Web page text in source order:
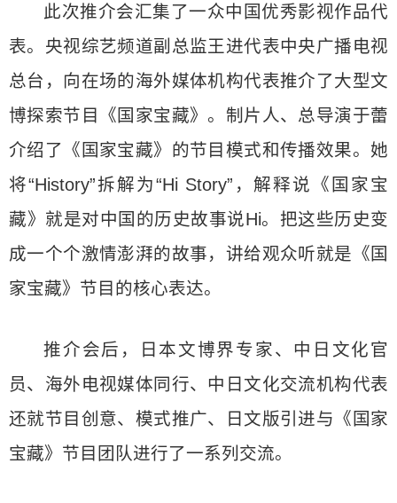
此次推介会汇集了一众中国优秀影视作品代
表。央视综艺频道副总监王进代表中央广播电视
总台，向在场的海外媒体机构代表推介了大型文
博探索节目《国家宝藏》。制片人、总导演于蕾
介绍了《国家宝藏》的节目模式和传播效果。她
将“History”拆解为“Hi Story”，解释说《国家宝
藏》就是对中国的历史故事说Hi。把这些历史变
成一个个激情澎湃的故事，讲给观众听就是《国
家宝藏》节目的核心表达。
推介会后，日本文博界专家、中日文化官
员、海外电视媒体同行、中日文化交流机构代表
还就节目创意、模式推广、日文版引进与《国家
宝藏》节目团队进行了一系列交流。